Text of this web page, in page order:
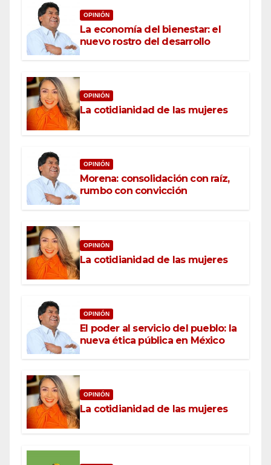
OPINIÓN
La economía del bienestar: el
nuevo rostro del desarrollo
OPINIÓN
La cotidianidad de las mujeres
OPINIÓN
Morena: consolidación con raíz,
rumbo con convicción
OPINIÓN
La cotidianidad de las mujeres
OPINIÓN
El poder al servicio del pueblo: la
nueva ética pública en México
OPINIÓN
La cotidianidad de las mujeres